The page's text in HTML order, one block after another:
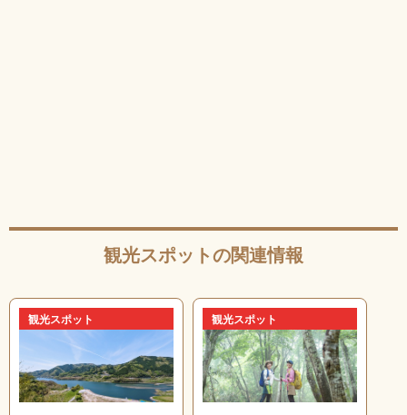
観光スポットの関連情報
観光スポット 観光スポット